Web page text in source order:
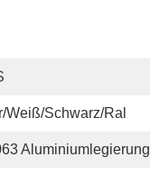
Weiß/Schwarz/Ral
Aluminiumlegierung